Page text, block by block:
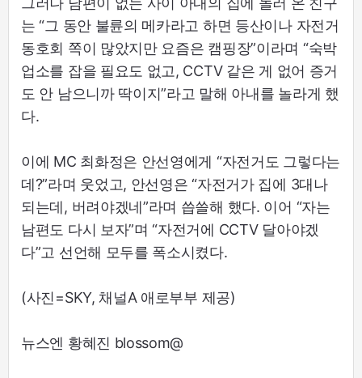
는 “그 동안 불륜의 메카라고 하면 등산이나 자전거
동호회 쪽이 많았지만 요즘은 캠핑장”이라며 “숙박
업소를 잡을 필요도 없고, CCTV 같은 게 없어 증거
도 안 남으니까 딱이지”라고 말해 아내를 놀라게 했
다.
이에 MC 최화정은 안선영에게 “자전거도 그렇다는
데?”라며 웃었고, 안선영은 “자전거가 집에 3대나
되는데, 버려야겠네”라며 씁쓸해 했다. 이어 “자는
남편도 다시 보자”며 “자전거에 CCTV 달아야겠
다”고 선언해 모두를 폭소시켰다.
(사진=SKY, 채널A 애로부부 제공)
뉴스엔 황혜진 blossom@